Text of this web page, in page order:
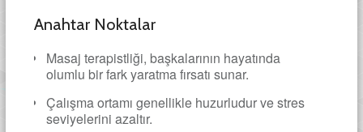
Anahtar Noktalar
Masaj terapistliği, başkalarının hayatında
olumlu bir fark yaratma fırsatı sunar.
Çalışma ortamı genellikle huzurludur ve stres
seviyelerini azaltır.